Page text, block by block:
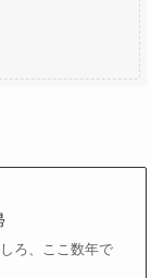
ろ、ここ数年で